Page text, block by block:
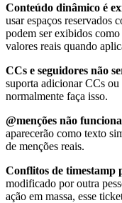
Conteúdo dinâmico é
usar espaços reservados
podem ser exibidos
valores reais quando
CCs e seguidores não
suporta adicionar CCs ou
normalmente faça isso.
@menções não
aparecerão como texto
de menções reais.
Conflitos de timestamp
modificado por outra
ação em massa, esse